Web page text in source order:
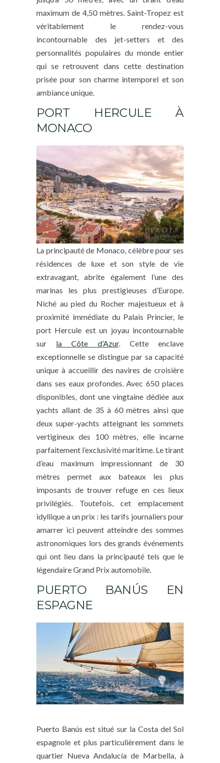
maximum de 4,50 mètres. Saint-Tropez est
véritablement le rendez-vous
incontournable des jet-setters et des
personnalités populaires du monde entier
qui se retrouvent dans cette destination
prisée pour son charme intemporel et son
ambiance unique.
PORT HERCULE À
MONACO
La principauté de Monaco, célèbre pour ses
résidences de luxe et son style de vie
extravagant, abrite également l’une des
marinas les plus prestigieuses d’Europe.
Niché au pied du Rocher majestueux et à
proximité immédiate du Palais Princier, le
port Hercule est un joyau incontournable
sur la Côte d’Azur. Cette enclave
exceptionnelle se distingue par sa capacité
unique à accueillir des navires de croisière
dans ses eaux profondes. Avec 650 places
disponibles, dont une vingtaine dédiée aux
yachts allant de 35 à 60 mètres ainsi que
deux super-yachts atteignant les sommets
vertigineux des 100 mètres, elle incarne
parfaitement l’exclusivité maritime. Le tirant
d’eau maximum impressionnant de 30
mètres permet aux bateaux les plus
imposants de trouver refuge en ces lieux
privilégiés. Toutefois, cet emplacement
idyllique a un prix : les tarifs journaliers pour
amarrer ici peuvent atteindre des sommes
astronomiques lors des grands événements
qui ont lieu dans la principauté tels que le
légendaire Grand Prix automobile.
PUERTO BANÚS EN
ESPAGNE
Puerto Banús est situé sur la Costa del Sol
espagnole et plus particulièrement dans le
quartier Nueva Andalucía de Marbella, à